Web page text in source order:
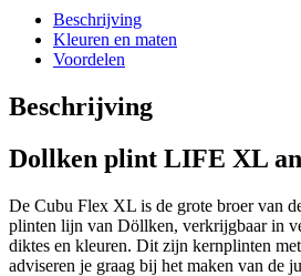
Beschrijving
Kleuren en maten
Voordelen
Beschrijving
Dollken plint LIFE XL
De Cubu Flex XL is de grote broer van
plinten lijn van Döllken, verkrijgbaar in
diktes en kleuren. Dit zijn kernplinten
adviseren je graag bij het maken van de